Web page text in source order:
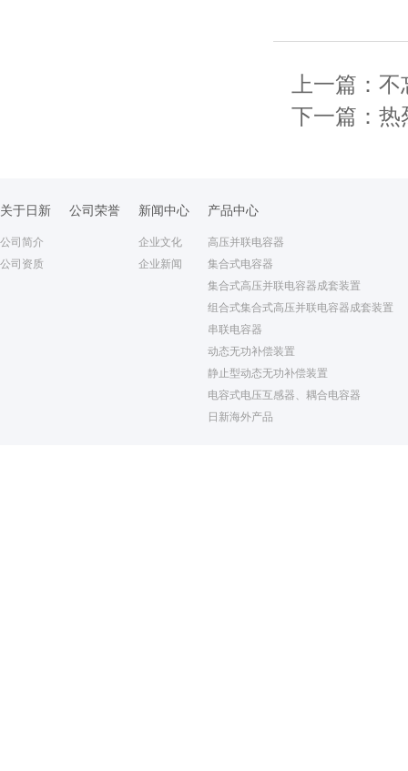
上一篇：
下一篇：热
关于日新
公司简介
公司资质
公司荣誉 新闻中心
企业文化
企业新闻
产品中心
高压并联电容器
集合式电容器
集合式高压并联电容器成套装置
组合式集合式高压并联电容器成套装置
串联电容器
动态无功补偿装置
静止型动态无功补偿装置
电容式电压互感器、耦合电容器
日新海外产品